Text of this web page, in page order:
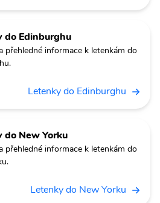
do Edinburghu
přehledné informace k letenkám do
Letenky do Edinburghu
do New Yorku
přehledné informace k letenkám do
Letenky do New Yorku